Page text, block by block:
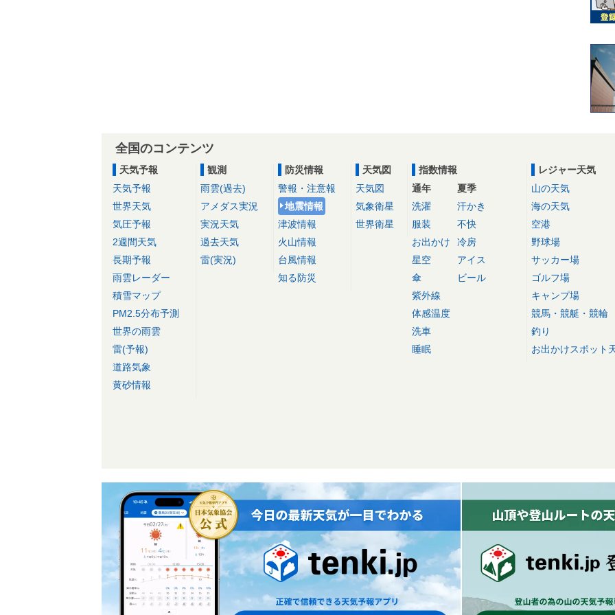
全国のコンテンツ
天気予報
天気予報
世界天気
気圧予報
2週間天気
長期予報
雨雲レーダー
積雪マップ
PM2.5分布予測
世界の雨雲
雷(予報)
道路気象
黄砂情報
観測
雨雲(過去)
アメダス実況
実況天気
過去天気
雷(実況)
防災情報
警報・注意報
地震情報
津波情報
火山情報
台風情報
知る防災
天気図
天気図
気象衛星
世界衛星
指数情報
通年
洗濯
服装
お出かけ
星空
傘
紫外線
体感温度
洗車
睡眠
夏季
汗かき
不快
冷房
アイス
ビール
レジャー天気
山の天気
海の天気
空港
野球場
サッカー場
ゴルフ場
キャンプ場
競馬・競艇・競輪
釣り
お出かけスポット